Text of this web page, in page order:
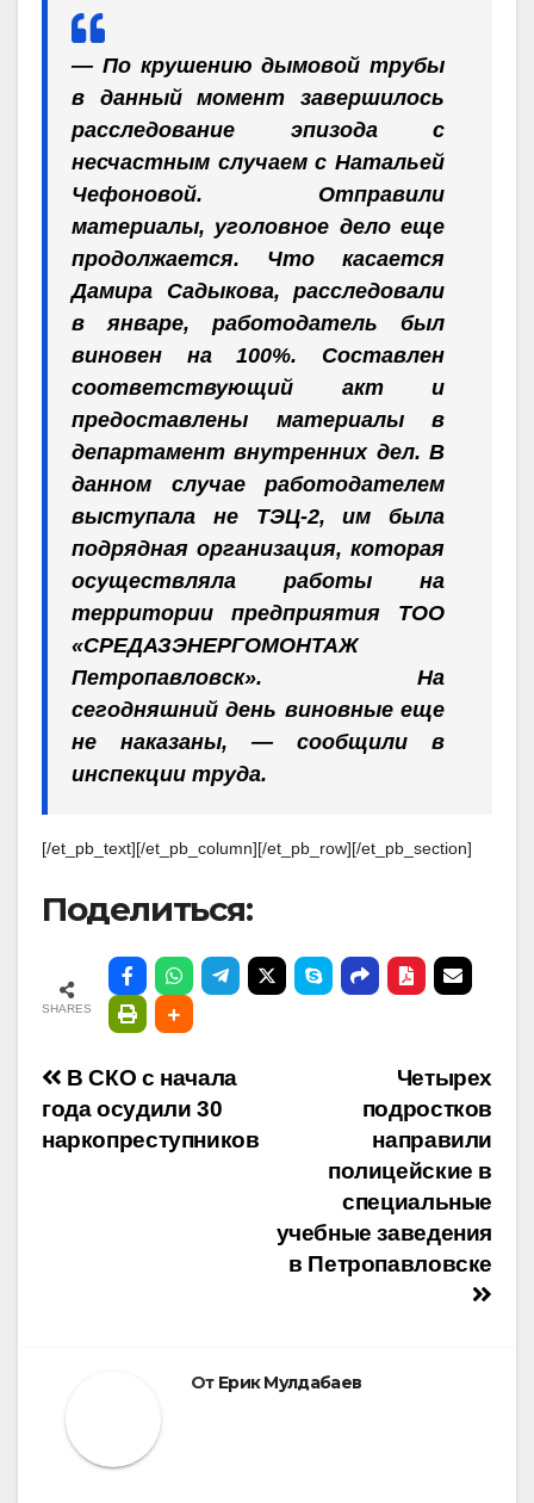
— По крушению дымовой трубы
в данный момент завершилось
расследование эпизода с
несчастным случаем с Натальей
Чефоновой. Отправили
материалы, уголовное дело еще
продолжается. Что касается
Дамира Садыкова, расследовали
в январе, работодатель был
виновен на 100%. Составлен
соответствующий акт и
предоставлены материалы в
департамент внутренних дел. В
данном случае работодателем
выступала не ТЭЦ-2, им была
подрядная организация, которая
осуществляла работы на
территории предприятия ТОО
«СРЕДАЗЭНЕРГОМОНТАЖ
Петропавловск». На
сегодняшний день виновные еще
не наказаны, — сообщили в
инспекции труда.
[/et_pb_text][/et_pb_column][/et_pb_row][/et_pb_section]
Поделиться:
SHARES
Навигация
по
Четырех
подростков
направили
полицейские в
специальные
учебные заведения
в Петропавловске
В СКО с начала
года осудили 30
наркопреступников
От Ерик Мулдабаев